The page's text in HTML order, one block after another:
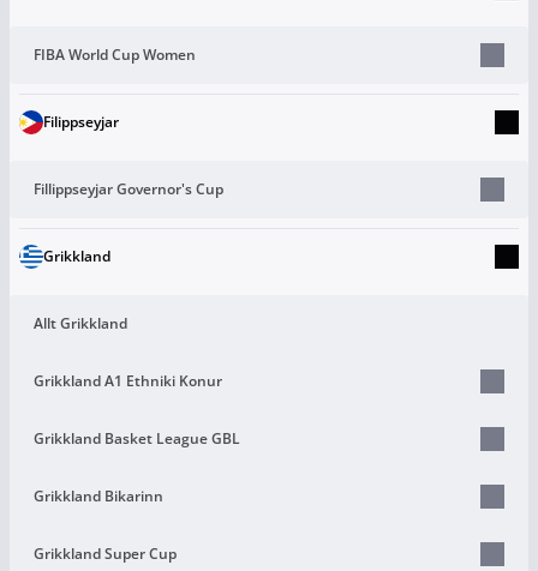
FIBA World Cup Women
Filippseyjar
Fillippseyjar Governor's Cup
Grikkland
Allt Grikkland
Grikkland A1 Ethniki Konur
Grikkland Basket League GBL
Grikkland Bikarinn
Grikkland Super Cup